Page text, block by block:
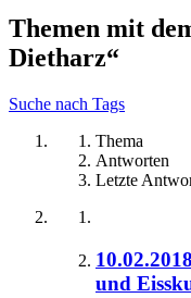
Themen mit
Dietharz“
Suche nach Tags
Thema
Antworten
Letzte
und